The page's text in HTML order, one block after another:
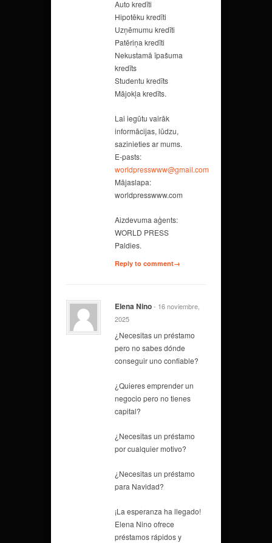
Auto kredīti
Hipotēku kredīti
Uzņēmumu kredīti
Patēriņa kredīti
Nekustamā īpašuma
kredīts
Studentu kredīts
Mājokļa kredīts.
Lai iegūtu vairāk
informācijas, lūdzu,
sazinieties ar mums.
E-pasts:
worldpresswww@gmail.com
Mājaslapa:
worldpresswww.com
Aizdevuma aģents:
WORLD PRESS
Paldies.
Reply to comment→
Elena Nino- 16 noviembre,
2025
¿Necesitas un préstamo
pero no sabes dónde
conseguir uno confiable?
¿Quieres emprender un
negocio pero no tienes
capital?
¿Necesitas un préstamo
por cualquier motivo?
¿Necesitas un préstamo
para Navidad?
¡La esperanza ha llegado!
Elena Nino ofrece
préstamos rápidos y